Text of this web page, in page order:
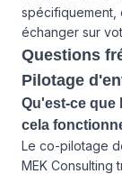
spécifiquement,
échanger sur
Questions
Pilotage
Qu'est-ce que
cela
Le co-pilotage
MEK Consulting